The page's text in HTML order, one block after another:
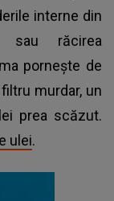
interne din
sau răcirea
pornește de
murdar, un
prea scăzut.
ulei.